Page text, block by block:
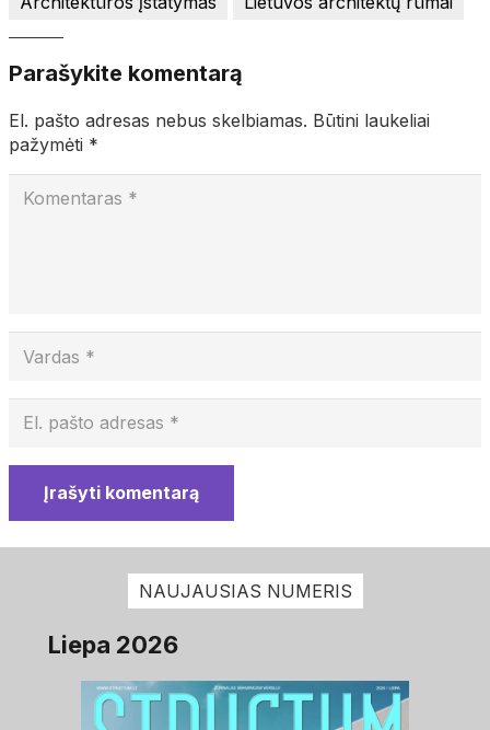
Parašykite komentarą
El. pašto adresas nebus skelbiamas. Būtini laukeliai
pažymėti *
Įrašyti komentarą
NAUJAUSIAS NUMERIS
Liepa 2026